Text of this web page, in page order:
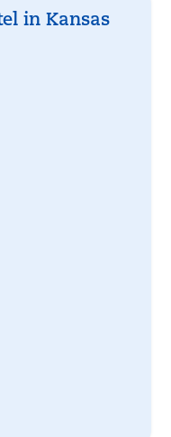
in Kansas